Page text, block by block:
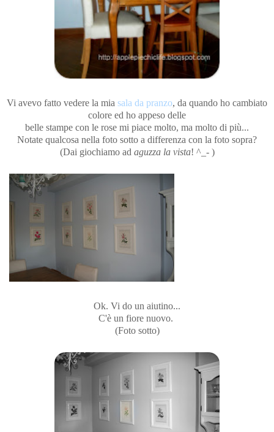
Vi avevo fatto vedere la mia sala da pranzo, da quando ho cambiato
colore ed ho appeso delle
belle stampe con le rose mi piace molto, ma molto di più...
Notate qualcosa nella foto sotto a differenza con la foto sopra?
(Dai giochiamo ad aguzza la vista! ^_- )
Ok. Vi do un aiutino...
C'è un fiore nuovo.
(Foto sotto)